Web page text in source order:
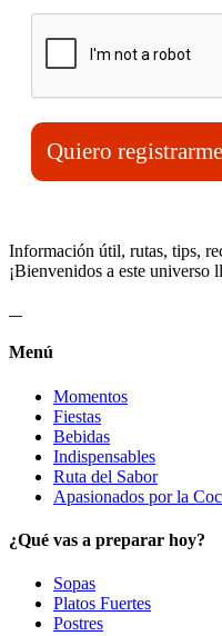
Quiero registrarme
Información útil, rutas, tips,
¡Bienvenidos a este universo
Menú
Momentos
Fiestas
Bebidas
Indispensables
Ruta del Sabor
Apasionados por la
¿Qué vas a preparar hoy?
Sopas
Platos Fuertes
Postres